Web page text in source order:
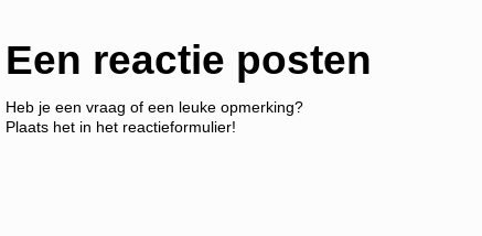
Een reactie posten
Heb je een vraag of een leuke opmerking?
Plaats het in het reactieformulier!